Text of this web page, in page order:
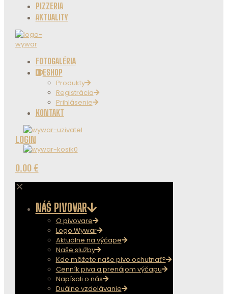
PIZZERIA
AKTUALITY
FOTOGALÉRIA
ESHOP
Produkty
Registrácia
Prihlásenie
KONTAKT
LOGIN
0
0.00 €
✕
NÁŠ PIVOVAR
O pivovare
Logo Wywar
Aktuálne na výčape
Naše služby
Kde môžete naše pivo ochutnať?
Cenník piva a prenájom výčapu
Napísali o nás
Duálne vzdelávanie